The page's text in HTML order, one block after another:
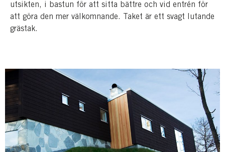
utsikten, i bastun för att sitta bättre och vid entrén för
att göra den mer välkomnande. Taket är ett svagt lutande
grästak.